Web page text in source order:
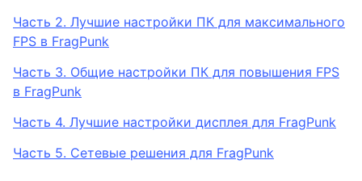
Часть 2. Лучшие настройки ПК для максимального
FPS в FragPunk
Часть 3. Общие настройки ПК для повышения FPS
в FragPunk
Часть 4. Лучшие настройки дисплея для FragPunk
Часть 5. Сетевые решения для FragPunk